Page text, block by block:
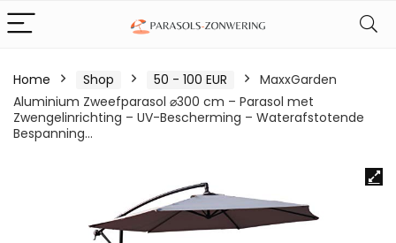
Home Shop 50 - 100 EUR
MaxxGarden
Aluminium Zweefparasol ⌀300 cm – Parasol met
Zwengelinrichting – UV-Bescherming – Waterafstotende
Bespanning…